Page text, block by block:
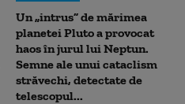
Un „intrus” de mărimea
planetei Pluto a provocat
haos în jurul lui Neptun.
Semne ale unui cataclism
străvechi, detectate de
telescopul...